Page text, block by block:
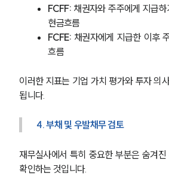
FCFF: 채권자와 주주에게 지급
현금흐름
FCFE: 채권자에게 지급한 이후
흐름
이러한 지표는 기업 가치 평가와 투자 의
됩니다.
4. 부채 및 우발채무 검토
재무실사에서 특히 중요한 부분은 숨겨
확인하는 것입니다.